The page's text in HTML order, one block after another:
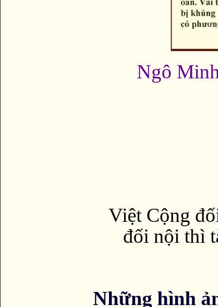
Ngô
Việt Cộng
đối nội thì
Những hình